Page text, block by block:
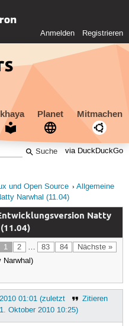
Anmelden Registrieren
Planet Mitmachen
via DuckDuckGo
und Open Source
Allgemeine
Narwhal (11.04)
Natty
1 2 … 83 84 Nächste »
Narwhal)
Zitieren
01:01 (zuletzt
Oktober 2010 10:25)